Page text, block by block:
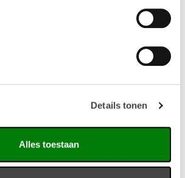
Details tonen
Alles toestaan